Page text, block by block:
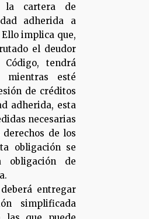
la cartera de
adherida a
implica que,
el deudor
tendrá
mientras esté
de créditos
adherida, esta
necesarias
de los
obligación se
obligación de
entregar
simplificada